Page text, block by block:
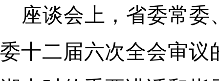
座谈会上，省委常
委十二届六次全会审议